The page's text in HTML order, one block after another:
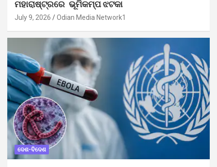
ମହାରାଷ୍ଟ୍ରରେ ଭୂମିକମ୍ପ ଝଟକା
July 9, 2026 Odian Media Network1
ଦେଶ-ବିଦେଶ